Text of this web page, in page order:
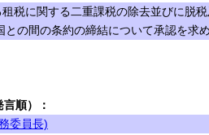
税に関する二重課税の除去並びに脱
との間の条約の締結について承認を求
順）：
委員長)